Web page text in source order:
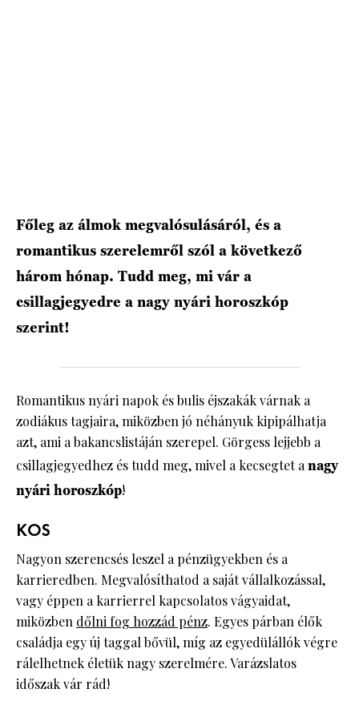
Főleg az álmok megvalósulásáról, és a
romantikus szerelemről szól a következő
három hónap. Tudd meg, mi vár a
csillagjegyedre a nagy nyári horoszkóp
szerint!
Romantikus nyári napok és bulis éjszakák várnak a
zodiákus tagjaira, miközben jó néhányuk kipipálhatja
azt, ami a bakancslistáján szerepel. Görgess lejjebb a
csillagjegyedhez és tudd meg, mivel a kecsegtet anagy
nyári horoszkóp!
KOS
Nagyon szerencsés leszel a pénzügyekben és a
karrieredben. Megvalósíthatod a saját vállalkozással,
vagy éppen a karrierrel kapcsolatos vágyaidat,
miközben dőlni fog hozzád pénz. Egyes párban élők
családja egy új taggal bővül, míg az egyedülállók végre
rálelhetnek életük nagy szerelmére. Varázslatos
időszak vár rád!